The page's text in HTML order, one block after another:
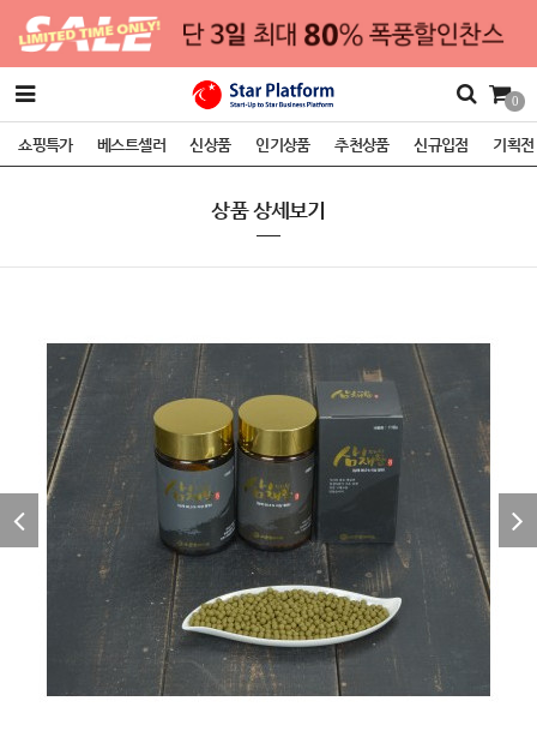
0
쇼핑특가 베스트셀러 신상품 인기상품 추천상품 신규입점 기획전
상품 상세보기